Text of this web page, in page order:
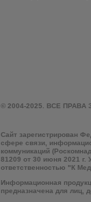
© 2004-2025. ВСЕ
Сайт зарегистрирован
сфере связи,
коммуникаций
81209 от 30 июня 2021 г.
ответственностью "К
Информационная
предназначена для лиц,